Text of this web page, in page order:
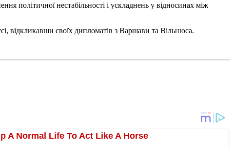
політичної нестабільності і ускладнень у відносинах між
відкликавши своїх дипломатів з Варшави та Вільнюса.